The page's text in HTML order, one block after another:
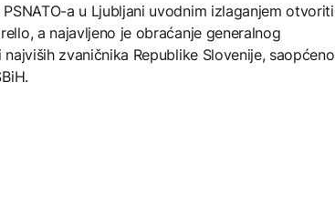
a u Ljubljani uvodnim izlaganjem otvoriti
a najavljeno je obraćanje generalnog
zvaničnika Republike Slovenije, saopćeno